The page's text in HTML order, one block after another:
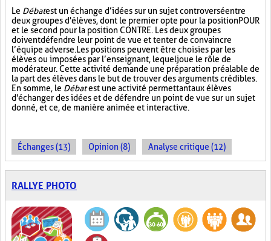
Le Débatest un échange d’idées sur un sujet controversé entre
deux groupes d'élèves, dont le premier opte pour la position POUR
et le second pour la position CONTRE. Les deux groupes
doivent défendre leur point de vue et tenter de convaincre
l’équipe adverse. Les positions peuvent être choisies par les
élèves ou imposées par l’enseignant, lequel joue le rôle de
modérateur. Cette activité demande une préparation préalable de
la part des élèves dans le but de trouver des arguments crédibles.
En somme, le Débatest une activité permettant aux élèves
d'échanger des idées et de défendre un point de vue sur un sujet
donné, et ce, de manière animée et interactive.
Échanges (13) Opinion (8) Analyse critique (12)
RALLYE PHOTO